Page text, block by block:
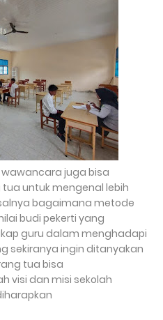
wawancara juga bisa
untuk mengenal lebih
bagaimana metode
budi pekerti yang
guru dalam menghadapi
sekiranya ingin ditanyakan
tua bisa
visi dan misi sekolah